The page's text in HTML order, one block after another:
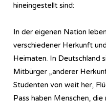
hineingestellt sind:
In der eigenen Nation
verschiedener Herkunft
Heimaten. In Deutschland
Mitbürger „anderer
Studenten von weit her,
Pass haben Menschen,